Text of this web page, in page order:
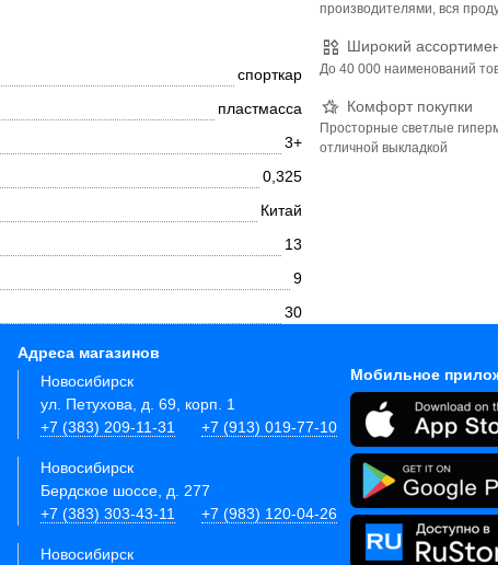
производителями, вся
Широкий
До 40 000 наименований
Комфорт покупки
Просторные светлые
отличной выкладкой
спорткар
пластмасса
3+
0,325
Китай
13
9
30
Адреса магазинов
Новосибирск
ул. Петухова, д. 69, корп. 1
+7 (383) 209-11-31
+7 (913) 019-77-10
Новосибирск
Бердское шоссе, д. 277
+7 (383) 303-43-11
+7 (983) 120-04-26
Новосибирск
Мобильное